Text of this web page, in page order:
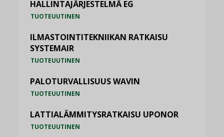
HALLINTAJÄRJESTELMÄ EG
TUOTEUUTINEN
ILMASTOINTITEKNIIKAN RATKAISU
SYSTEMAIR
TUOTEUUTINEN
PALOTURVALLISUUS WAVIN
TUOTEUUTINEN
LATTIALÄMMITYSRATKAISU UPONOR
TUOTEUUTINEN